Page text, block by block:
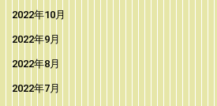
2022年10月
2022年9月
2022年8月
2022年7月